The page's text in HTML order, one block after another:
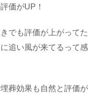
価がUP！
でも評価が上がってた
追い風が来てるって感
葬効果も自然と評価が